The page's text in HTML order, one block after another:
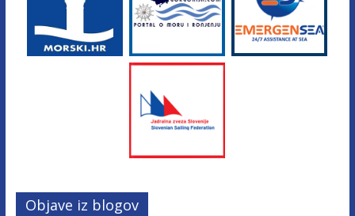
Objave iz blogov